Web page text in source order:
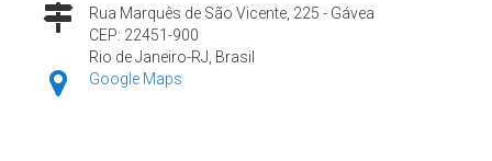
Rua Marquês de São Vicente, 225 - Gávea
CEP: 22451-900
Rio de Janeiro-RJ, Brasil
Google Maps